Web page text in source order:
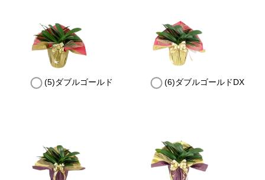
(5)ダブルゴールド (6)ダブルゴールドDX